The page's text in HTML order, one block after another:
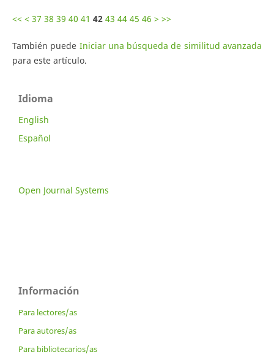
<< < 37 38 39 40 41 42 43 44 45 46 > >>
También puede Iniciar una búsqueda de similitud avanzada
para este artículo.
Idioma
English
Español
Open Journal Systems
Información
Para lectores/as
Para autores/as
Para bibliotecarios/as